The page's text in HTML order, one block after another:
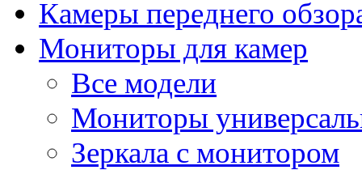
Камеры переднего
Мониторы для камер
Все модели
Мониторы
Зеркала с монитором